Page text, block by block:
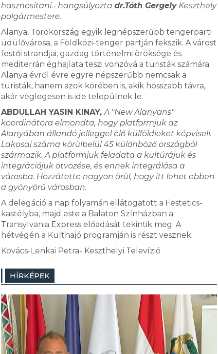
hasznosítani.- hangsúlyoztadr.Tóth GergelyKeszthely
polgármestere.
Alanya, Törökország egyik legnépszerűbb tengerparti
üdülővárosa, a Földközi-tenger partján fekszik. A várost
festői strandjai, gazdag történelmi öröksége és
mediterrán éghajlata teszi vonzóvá a turisták számára.
Alanya évről évre egyre népszerűbb nemcsak a
turisták, hanem azok körében is, akik hosszabb távra,
akár véglegesen is ide települnek le.
ABDULLAH YASIN KINAY,A "New Alanyans"
koordinátora elmondta, hogy platformjuk az
Alanyában állandó jelleggel élő külföldieket képviseli.
Lakosai száma körülbelül 45 különböző országból
származik. A platformjuk feladata a kultúrájuk és
integrációjuk ötvözése, és ennek integrálása a
városba. Hozzátette nagyon örül, hogy itt lehet ebben
a gyönyörű városban.
A delegáció a nap folyamán ellátogatott a Festetics-
kastélyba, majd este a Balaton Színházban a
Transylvania Express előadását tekintik meg. A
hétvégén a Kulthajó programján is részt vesznek.
Kovács-Lenkai Petra- Keszthelyi Televízió
HÍRKÉPEK